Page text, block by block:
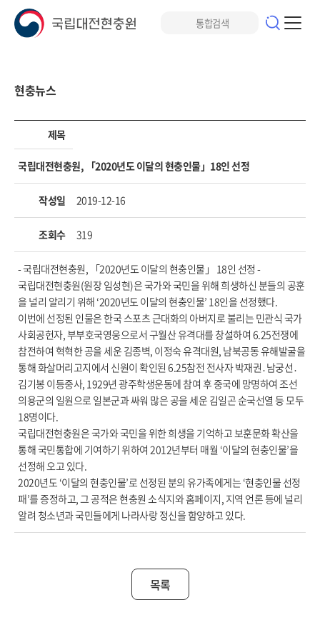
현충뉴스
제목
국립대전현충원, 「2020년도 이달의 현충인물」18인 선정
작성일 2019-12-16
조회수 319
- 국립대전현충원, 「2020년도 이달의 현충인물」 18인 선정 -
국립대전현충원(원장 임성현)은 국가와 국민을 위해 희생하신 분들의 공훈
을 널리 알리기 위해 ‘2020년도 이달의 현충인물’ 18인을 선정했다.
이번에 선정된 인물은 한국 스포츠 근대화의 아버지로 불리는 민관식 국가
사회공헌자, 부부호국영웅으로서 구월산 유격대를 창설하여 6.25전쟁에
참전하여 혁혁한 공을 세운 김종벽, 이정숙 유격대원, 남북공동 유해발굴을
통해 화살머리고지에서 신원이 확인된 6.25참전 전사자 박재권․남궁선․
김기봉 이등중사, 1929년 광주학생운동에 참여 후 중국에 망명하여 조선
의용군의 일원으로 일본군과 싸워 많은 공을 세운 김일곤 순국선열 등 모두
18명이다.
국립대전현충원은 국가와 국민을 위한 희생을 기억하고 보훈문화 확산을
통해 국민통합에 기여하기 위하여 2012년부터 매월 ‘이달의 현충인물’을
선정해 오고 있다.
2020년도 ‘이달의 현충인물’로 선정된 분의 유가족에게는 ‘현충인물 선정
패’를 증정하고, 그 공적은 현충원 소식지와 홈페이지, 지역 언론 등에 널리
알려 청소년과 국민들에게 나라사랑 정신을 함양하고 있다.
목록